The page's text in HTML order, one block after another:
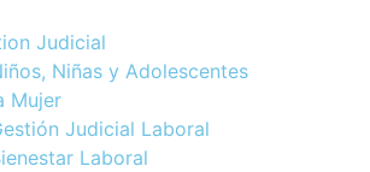
Judicial
Niñas y Adolescentes
Mujer
Judicial Laboral
Laboral